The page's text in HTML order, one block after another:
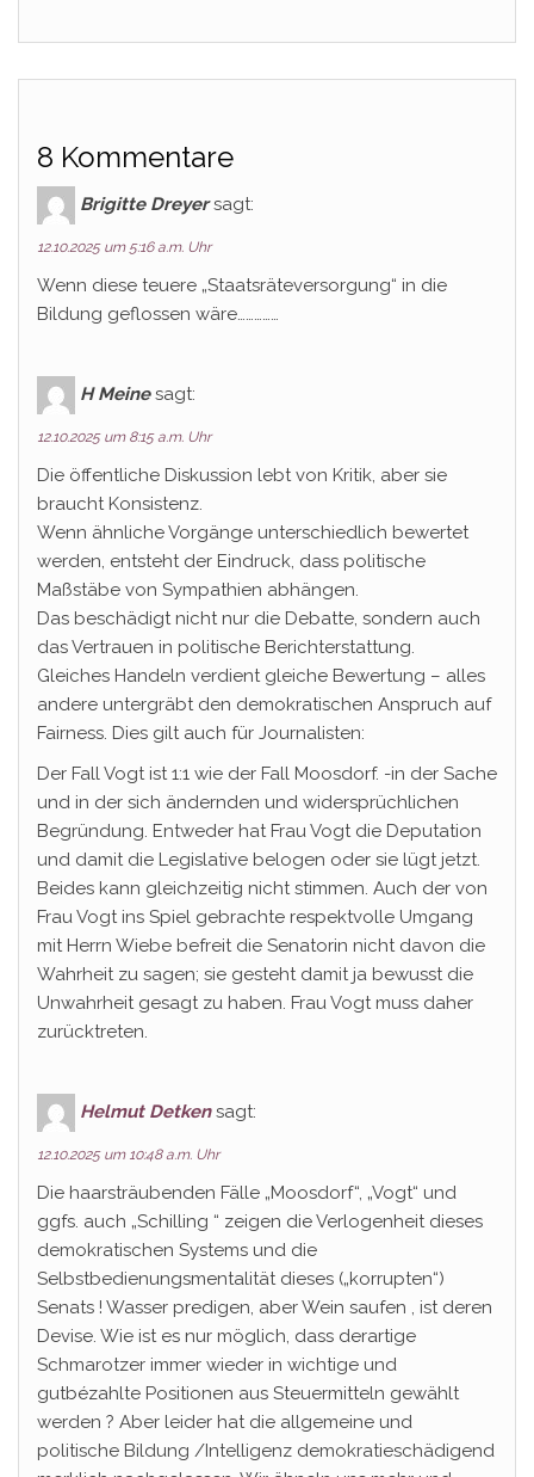
8 Kommentare
Brigitte Dreyer sagt:
12.10.2025 um 5:16 a.m. Uhr
Wenn diese teuere „Staatsräteversorgung“ in die
Bildung geflossen wäre……………
H Meine sagt:
12.10.2025 um 8:15 a.m. Uhr
Die öffentliche Diskussion lebt von Kritik, aber sie
braucht Konsistenz.
Wenn ähnliche Vorgänge unterschiedlich bewertet
werden, entsteht der Eindruck, dass politische
Maßstäbe von Sympathien abhängen.
Das beschädigt nicht nur die Debatte, sondern auch
das Vertrauen in politische Berichterstattung.
Gleiches Handeln verdient gleiche Bewertung – alles
andere untergräbt den demokratischen Anspruch auf
Fairness. Dies gilt auch für Journalisten:
Der Fall Vogt ist 1:1 wie der Fall Moosdorf. -in der Sache
und in der sich ändernden und widersprüchlichen
Begründung. Entweder hat Frau Vogt die Deputation
und damit die Legislative belogen oder sie lügt jetzt.
Beides kann gleichzeitig nicht stimmen. Auch der von
Frau Vogt ins Spiel gebrachte respektvolle Umgang
mit Herrn Wiebe befreit die Senatorin nicht davon die
Wahrheit zu sagen; sie gesteht damit ja bewusst die
Unwahrheit gesagt zu haben. Frau Vogt muss daher
zurücktreten.
Helmut Detken sagt:
12.10.2025 um 10:48 a.m. Uhr
Die haarsträubenden Fälle „Moosdorf“, „Vogt“ und
ggfs. auch „Schilling “ zeigen die Verlogenheit dieses
demokratischen Systems und die
Selbstbedienungsmentalität dieses („korrupten“)
Senats ! Wasser predigen, aber Wein saufen , ist deren
Devise. Wie ist es nur möglich, dass derartige
Schmarotzer immer wieder in wichtige und
gutbézahlte Positionen aus Steuermitteln gewählt
werden ? Aber leider hat die allgemeine und
politische Bildung /Intelligenz demokratieschädigend